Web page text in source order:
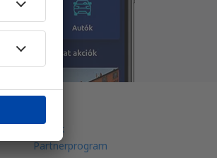
Rólunk
Partnerprogram